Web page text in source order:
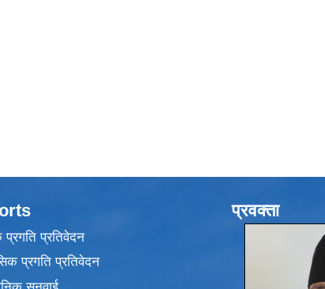
प्रगति प्रतिवेदन
प्रगति प्रतिवेदन
प्रवक्ता